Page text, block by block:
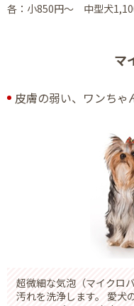
各：小850円～ 中型犬
マ
皮膚の弱い、ワンちゃ
超微細な気泡（マイクロ
汚れを洗浄します。 愛犬